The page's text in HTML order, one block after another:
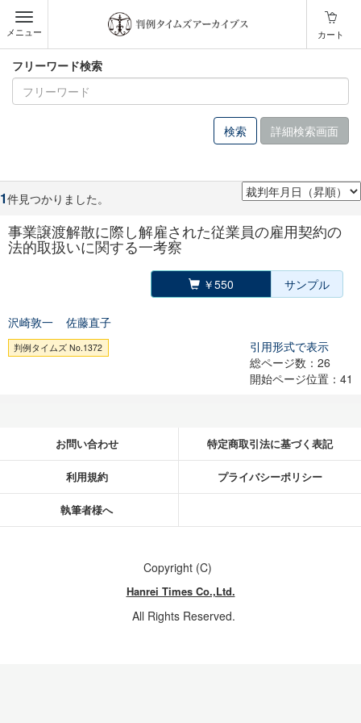
メニュー カート
フリーワード検索
詳細検索画面
1件見つかりました。
事業譲渡解散に際し解雇された従業員の雇用契約の
法的取扱いに関する一考察
￥550 サンプル
沢崎敦一 佐藤直子
判例タイムズ No.1372
引用形式で表示
総ページ数：26
開始ページ位置：41
お問い合わせ 特定商取引法に基づく表記
利用規約 プライバシーポリシー
執筆者様へ
Copyright (C)
Hanrei Times Co.,Ltd.
All Rights Reserved.